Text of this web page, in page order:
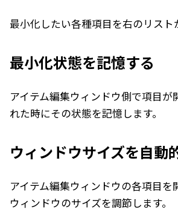
最小化したい各種項目を右のリスト
最小化状態を記憶する
アイテム編集ウィンドウ側で項目が
れた時にその状態を記憶します。
ウィンドウサイズを自動
アイテム編集ウィンドウの各項目を
ウィンドウのサイズを調節します。